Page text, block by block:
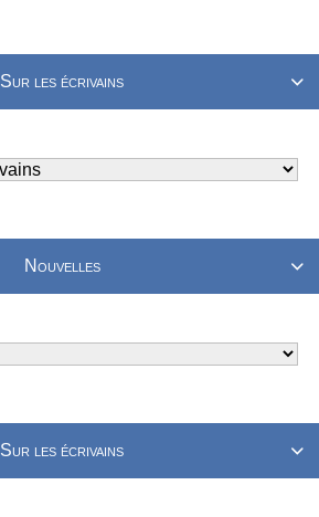

Sur les écrivains

Nouvelles

Sur les écrivains